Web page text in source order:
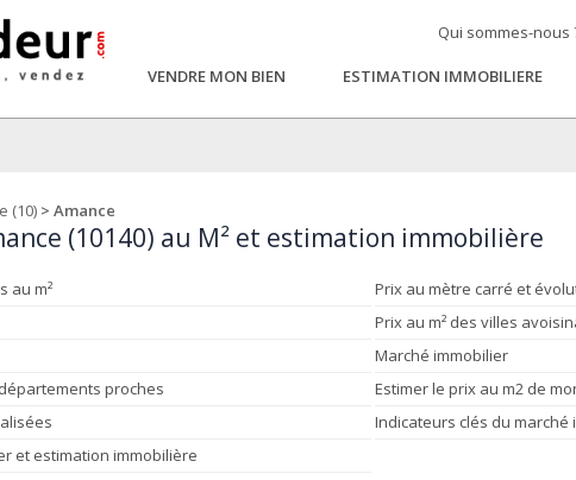
Qui sommes-nous
VENDRE MON BIEN ESTIMATION IMMOBILIERE
(10) > Amance
(10140) au M² et estimation immobilière
au m²
Prix au mètre carré et
Prix au m² des villes
Marché immobilier
proches
Estimer le prix au m2 de
Indicateurs clés du marché
et estimation immobilière